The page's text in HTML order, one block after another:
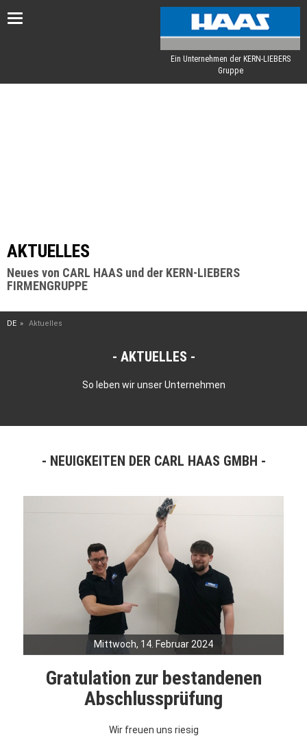
Toggle
Ein Unternehmen der KERN-LIEBERS
Gruppe
AKTUELLES
Neues von CARL HAAS und der KERN-LIEBERS
FIRMENGRUPPE
DE Aktuelles
AKTUELLES
So leben wir unser Unternehmen
NEUIGKEITEN DER CARL HAAS GMBH
Mittwoch, 14. Februar 2024
Gratulation zur bestandenen
Abschlussprüfung
Wir freuen uns riesig